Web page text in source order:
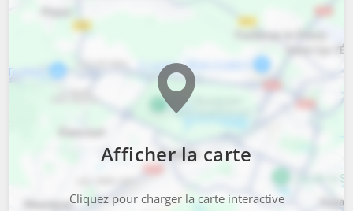
Afficher la carte
Cliquez pour charger la carte interactive